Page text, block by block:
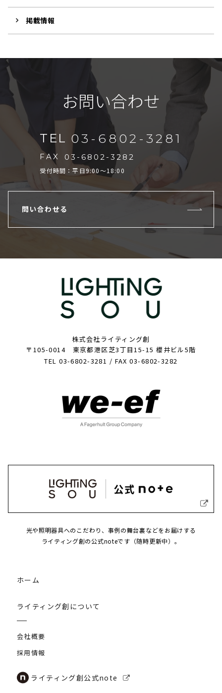
掲載情報
お問い合わせ
TEL 03-6802-3281
FAX 03-6802-3282
受付時間：平日9:00～18:00
問い合わせる
株式会社ライティング創
〒105-0014 東京都港区芝3丁目15-15 櫻井ビル5階
TEL 03-6802-3281 / FAX 03-6802-3282
光や照明器具へのこだわり、事例の舞台裏などをお届けする
ライティング創の公式noteです（随時更新中）。
ホーム
ライティング創について
会社概要
採用情報
ライティング創公式note